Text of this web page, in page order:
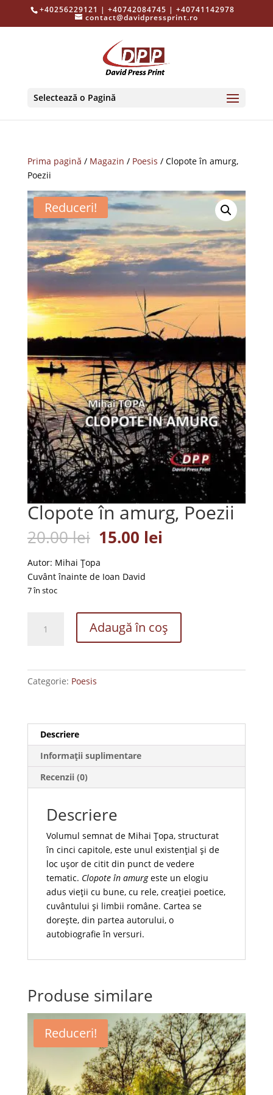
+40256229121 | +40742084745 | +40741142978
contact@davidpressprint.ro
Selectează o Pagină
Prima pagină / Magazin / Poesis / Clopote în amurg,
Poezii
Reduceri!
Clopote în amurg, Poezii
20.00lei Prețul
inițial
a
fost:
15.00 lei
Autor: Mihai Țopa
Cuvânt înainte de Ioan David
7 în stoc
Clopote
Adaugă în coș
Categorie: Poesis
Descriere
Informații suplimentare
Recenzii (0)
Descriere
Volumul semnat de Mihai Țopa, structurat
în cinci capitole, este unul existențial și de
loc ușor de citit din punct de vedere
tematic. Clopote în amurgeste un elogiu
adus vieții cu bune, cu rele, creației poetice,
cuvântului și limbii române. Cartea se
dorește, din partea autorului, o
autobiografie în versuri.
Produse similare
Reduceri!